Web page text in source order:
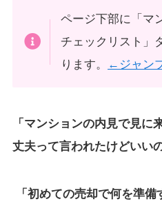
ページ下部に「マ
チェックリスト」
ります。
←ジャン
「マンションの内見で見に
丈夫って言われたけどいい
「初めての売却で何を準